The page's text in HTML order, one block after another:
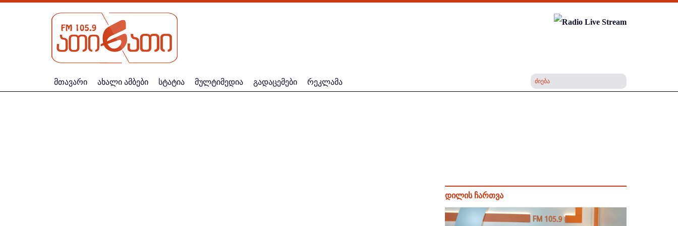
მთავარი ახალი ამბები სტატია მულტიმედია გადაცემები რეკლამა
დილის ჩართვა